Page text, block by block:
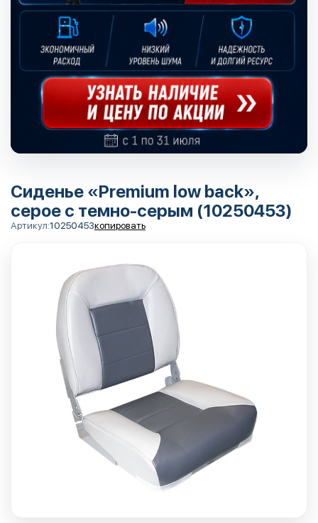
Сиденье «Premium low back»,
серое с темно-серым (10250453)
Артикул:10250453копировать